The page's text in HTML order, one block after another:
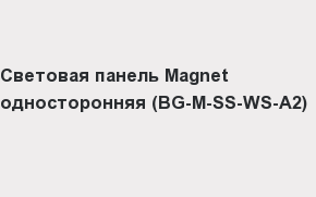
Световая панель Magnet
односторонняя (BG-M-SS-WS-A2)